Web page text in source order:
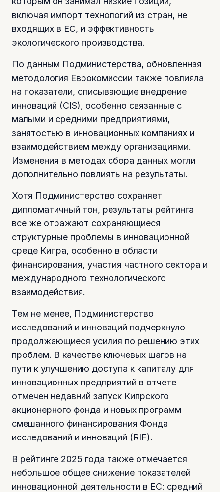
включая импорт технологий из стран, не
входящих в ЕС, и эффективность
экологического производства.
По данным Подминистерства, обновленная
методология Еврокомиссии также повлияла
на показатели, описывающие внедрение
инноваций (CIS), особенно связанные с
малыми и средними предприятиями,
занятостью в инновационных компаниях и
взаимодействием между организациями.
Изменения в методах сбора данных могли
дополнительно повлиять на результаты.
Хотя Подминистерство сохраняет
дипломатичный тон, результаты рейтинга
все же отражают сохраняющиеся
структурные проблемы в инновационной
среде Кипра, особенно в области
финансирования, участия частного сектора и
международного технологического
взаимодействия.
Тем не менее, Подминистерство
исследований и инноваций подчеркнуло
продолжающиеся усилия по решению этих
проблем. В качестве ключевых шагов на
пути к улучшению доступа к капиталу для
инновационных предприятий в отчете
отмечен недавний запуск Кипрского
акционерного фонда и новых программ
смешанного финансирования Фонда
исследований и инноваций (RIF).
В рейтинге 2025 года также отмечается
небольшое общее снижение показателей
инновационной деятельности в ЕС: средний